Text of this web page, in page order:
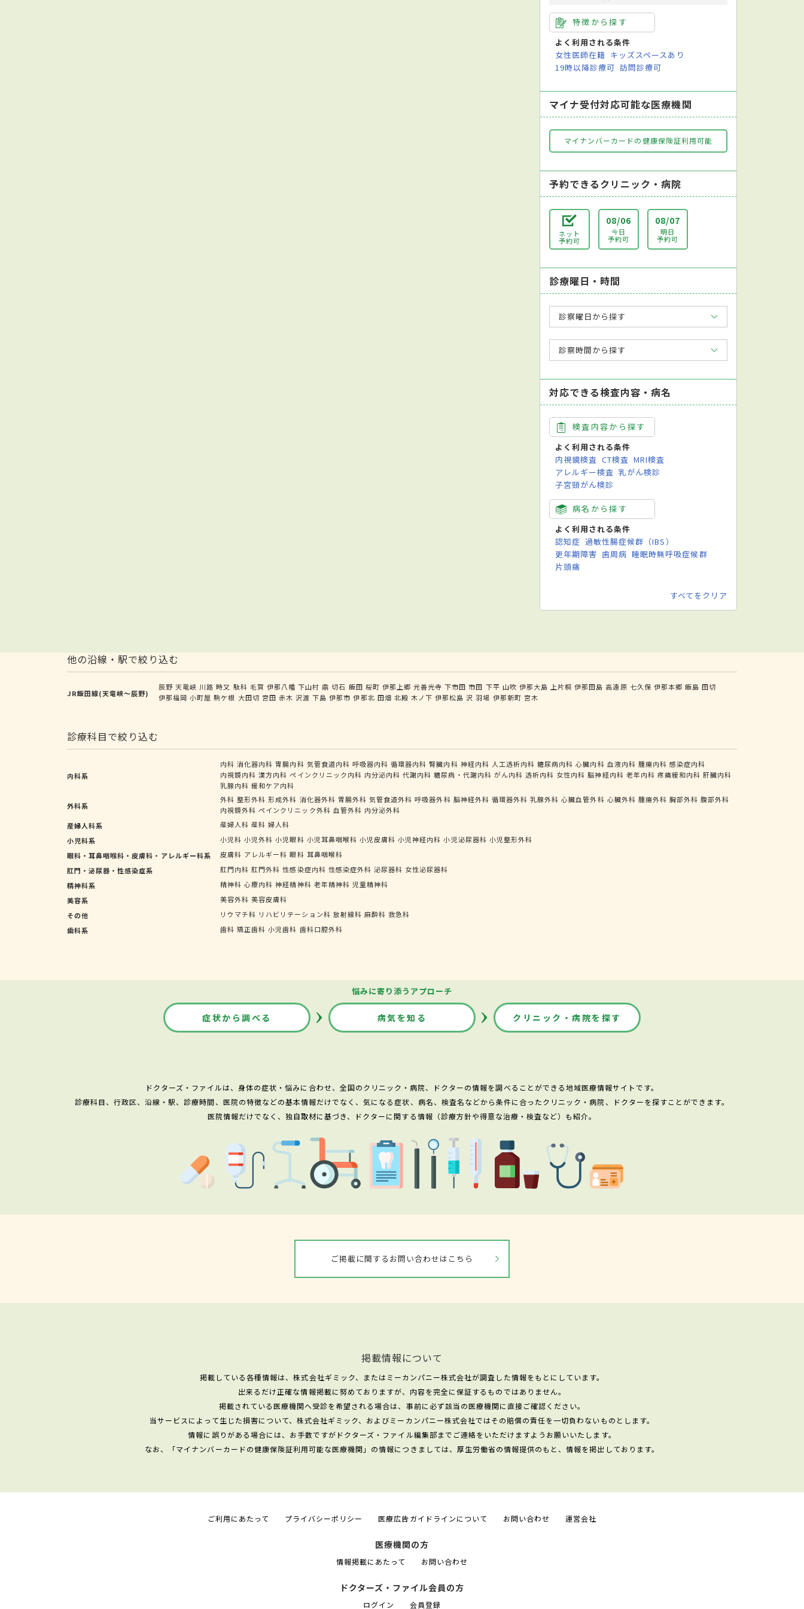
特徴から探す
よく利用される条件
女性医師在籍 キッズスペースあり
19時以降診療可 訪問診療可
マイナ受付対応可能な医療機関
マイナンバーカードの健康保険証利用可能
予約できるクリニック・病院
ネット
予約可
08/06
今日
予約可
08/07
明日
予約可
診療曜日・時間
診察曜日から探す
診察時間から探す
対応できる検査内容・病名
検査内容から探す
よく利用される条件
内視鏡検査 CT検査 MRI検査
アレルギー検査 乳がん検診
子宮頸がん検診
病名から探す
よく利用される条件
認知症 過敏性腸症候群（IBS）
更年期障害 歯周病 睡眠時無呼吸症候群
片頭痛
すべてをクリア
他の沿線・駅で絞り込む
JR飯田線(天竜峡～辰野)
辰野 天竜峡 川路 時又 駄科 毛賀 伊那八幡 下山村 鼎 切石 飯田 桜町 伊那上郷 元善光寺 下市田 市田 下平 山吹 伊那大島 上片桐 伊那田島 高遠原 七久保 伊那本郷 飯島 田切
伊那福岡 小町屋 駒ケ根 大田切 宮田 赤木 沢渡 下島 伊那市 伊那北 田畑 北殿 木ノ下 伊那松島 沢 羽場 伊那新町 宮木
診療科目で絞り込む
内科系
内科 消化器内科 胃腸内科 気管食道内科 呼吸器内科 循環器内科 腎臓内科 神経内科 人工透析内科 糖尿病内科 心臓内科 血液内科 腫瘍内科 感染症内科
内視鏡内科 漢方内科 ペインクリニック内科 内分泌内科 代謝内科 糖尿病・代謝内科 がん内科 透析内科 女性内科 脳神経内科 老年内科 疼痛緩和内科 肝臓内科
乳腺内科 緩和ケア内科
外科系
外科 整形外科 形成外科 消化器外科 胃腸外科 気管食道外科 呼吸器外科 脳神経外科 循環器外科 乳腺外科 心臓血管外科 心臓外科 腫瘍外科 胸部外科 腹部外科
内視鏡外科 ペインクリニック外科 血管外科 内分泌外科
産婦人科系
産婦人科 産科 婦人科
小児科系
小児科 小児外科 小児眼科 小児耳鼻咽喉科 小児皮膚科 小児神経内科 小児泌尿器科 小児整形外科
眼科・耳鼻咽喉科・皮膚科・アレルギー科系
皮膚科 アレルギー科 眼科 耳鼻咽喉科
肛門・泌尿器・性感染症系
肛門内科 肛門外科 性感染症内科 性感染症外科 泌尿器科 女性泌尿器科
精神科系
精神科 心療内科 神経精神科 老年精神科 児童精神科
美容系
美容外科 美容皮膚科
その他
リウマチ科 リハビリテーション科 放射線科 麻酔科 救急科
歯科系
歯科 矯正歯科 小児歯科 歯科口腔外科
悩みに寄り添うアプローチ
症状から調べる 病気を知る クリニック・病院を探す
ドクターズ・ファイルは、身体の症状・悩みに合わせ、全国のクリニック・病院、ドクターの情報を調べることができる地域医療情報サイトです。
診療科目、行政区、沿線・駅、診療時間、医院の特徴などの基本情報だけでなく、気になる症状、病名、検査名などから条件に合ったクリニック・病院、ドクターを探すことができます。
医院情報だけでなく、独自取材に基づき、ドクターに関する情報（診療方針や得意な治療・検査など）も紹介。
ご掲載に関するお問い合わせはこちら
掲載情報について
掲載している各種情報は、株式会社ギミック、またはミーカンパニー株式会社が調査した情報をもとにしています。
出来るだけ正確な情報掲載に努めておりますが、内容を完全に保証するものではありません。
掲載されている医療機関へ受診を希望される場合は、事前に必ず該当の医療機関に直接ご確認ください。
当サービスによって生じた損害について、株式会社ギミック、およびミーカンパニー株式会社ではその賠償の責任を一切負わないものとします。
情報に誤りがある場合には、お手数ですがドクターズ・ファイル編集部までご連絡をいただけますようお願いいたします。
なお、「マイナンバーカードの健康保険証利用可能な医療機関」の情報につきましては、厚生労働省の情報提供のもと、情報を掲出しております。
ご利用にあたって プライバシーポリシー 医療広告ガイドラインについて お問い合わせ 運営会社
医療機関の方
情報掲載にあたって お問い合わせ
ドクターズ・ファイル会員の方
ログイン 会員登録